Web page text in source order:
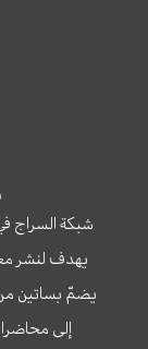
شبكة السراج
يهدف لنشر
يضمّ بساتين
إلى